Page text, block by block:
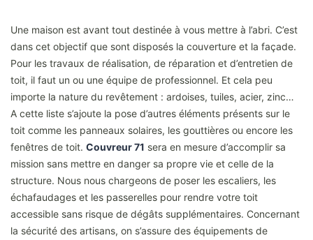
Une maison est avant tout destinée à vous mettre à l’abri. C’est
dans cet objectif que sont disposés la couverture et la façade.
Pour les travaux de réalisation, de réparation et d’entretien de
toit, il faut un ou une équipe de professionnel. Et cela peu
importe la nature du revêtement : ardoises, tuiles, acier, zinc…
A cette liste s’ajoute la pose d’autres éléments présents sur le
toit comme les panneaux solaires, les gouttières ou encore les
fenêtres de toit. Couvreur 71 sera en mesure d’accomplir sa
mission sans mettre en danger sa propre vie et celle de la
structure. Nous nous chargeons de poser les escaliers, les
échafaudages et les passerelles pour rendre votre toit
accessible sans risque de dégâts supplémentaires. Concernant
la sécurité des artisans, on s’assure des équipements de